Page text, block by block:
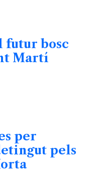
futur bosc
Martí
per
pels